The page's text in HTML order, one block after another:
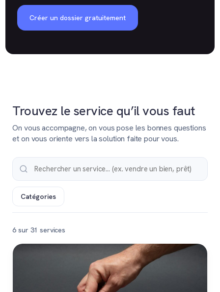
Créer un dossier gratuitement
Trouvez le service qu’il vous faut
On vous accompagne, on vous pose les bonnes questions
et on vous oriente vers la solution faite pour vous.
Catégories
6 sur 31 services